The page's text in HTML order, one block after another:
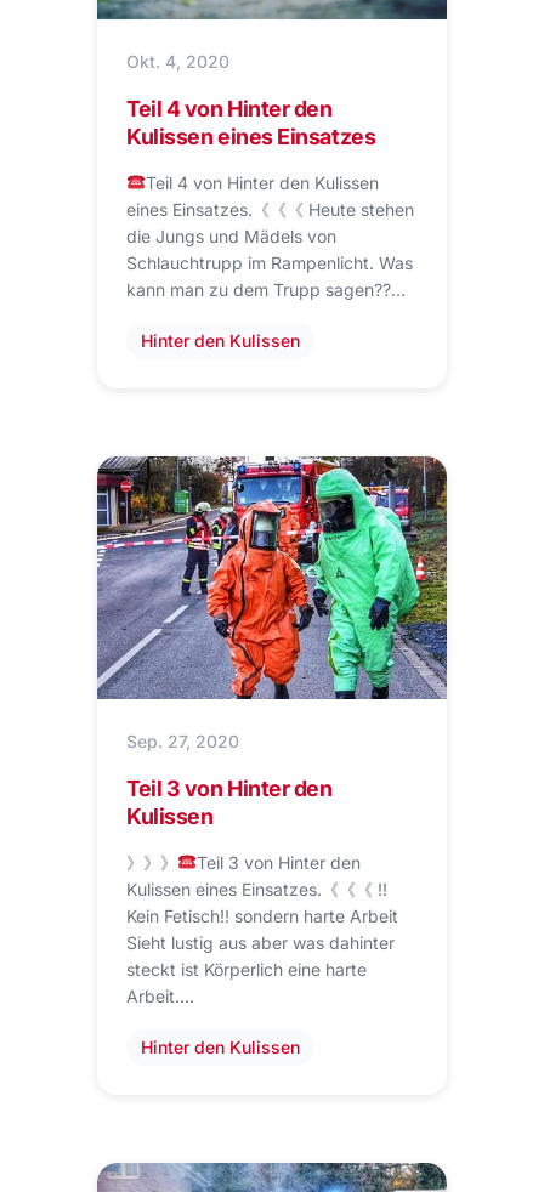
Okt. 4, 2020
Teil 4 von Hinter den
Kulissen eines Einsatzes
Teil 4 von Hinter den Kulissen
eines Einsatzes.《《《 Heute stehen
die Jungs und Mädels von
Schlauchtrupp im Rampenlicht. Was
kann man zu dem Trupp sagen??…
Hinter den Kulissen
Sep. 27, 2020
Teil 3 von Hinter den
Kulissen
》》》
Teil 3 von Hinter den
Kulissen eines Einsatzes.《《《 ‼
Kein Fetisch‼ sondern harte Arbeit
Sieht lustig aus aber was dahinter
steckt ist Körperlich eine harte
Arbeit.…
Hinter den Kulissen